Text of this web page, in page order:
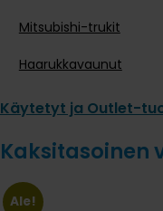
Mitsubishi-trukit
Haarukkavaunut
Käytetyt ja Outlet-
Kaksitasoinen
Ale!